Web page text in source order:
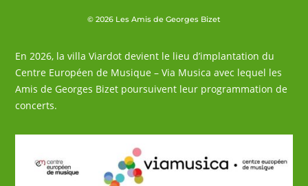
© 2026 Les Amis de Georges Bizet
En 2026, la villa Viardot devient le lieu d’implantation du
Centre Européen de Musique – Via Musica avec lequel les
Amis de Georges Bizet poursuivent leur programmation de
concerts.